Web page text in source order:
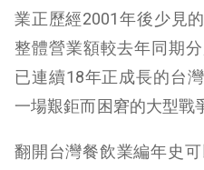
業正歷經2001年後少見
整體營業額較去年同期
已連續18年正成長的台
一場艱鉅而困窘的大型戰
翻開台灣餐飲業編年史